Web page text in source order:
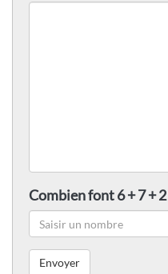
Combien font 6 + 7 + 2